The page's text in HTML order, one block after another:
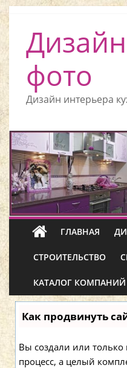
фото
Дизайн интерьера
ГЛАВНАЯ
СТРОИТЕЛЬСТВО
КАТАЛОГ КОМПАНИЙ
Как продвинуть
Вы создали или только
процесс, а целый